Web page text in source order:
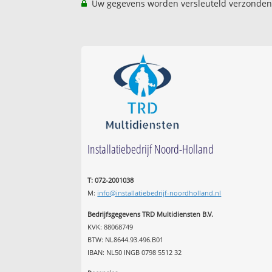
Uw gegevens worden versleuteld
Installatiebedrijf Noord-Holland
T: 072-2001038
M: info@installatiebedrijf-noordholland.nl
Bedrijfsgegevens TRD Multidiensten B.V.
KVK: 88068749
BTW: NL8644.93.496.B01
IBAN: NL50 INGB 0798 5512 32